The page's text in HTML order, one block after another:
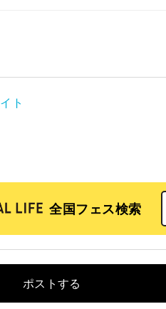
ト
全国フェス検索
ポストする